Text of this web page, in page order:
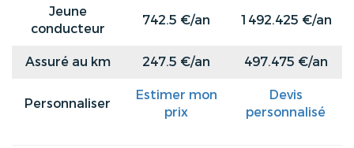
Jeune
conducteur
742.5 €/an 1492.425 €/an
Assuré au km 247.5 €/an 497.475 €/an
Personnaliser
Estimer mon
prix
Devis
personnalisé